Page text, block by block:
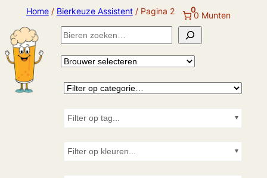
naar
de
inhoud
Home/ Bierkeuze Assistent/ Pagina 2 0
0 Munten
Z
o
e
e
n
B
r
o
u
w
Filter op tag...
Filter op kleuren...